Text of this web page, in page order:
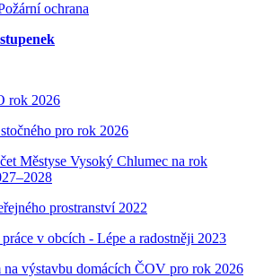
ochrana
rok 2026
pro rok 2026
Městyse Vysoký Chlumec na rok
8
prostranství 2022
v obcích - Lépe a radostněji 2023
na výstavbu domácích ČOV pro rok 2026